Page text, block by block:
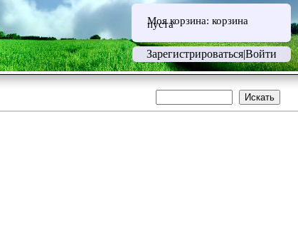
Моя корзина: корзина
пуста
Зарегистрироваться|Войти